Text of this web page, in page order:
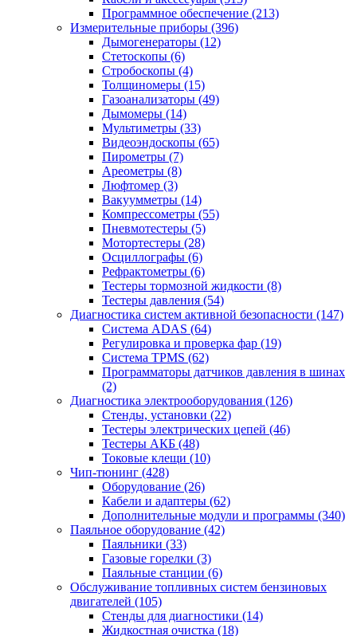
Программное обеспечение (213)
Измерительные приборы (396)
Дымогенераторы (12)
Стетоскопы (6)
Стробоскопы (4)
Толщиномеры (15)
Газоанализаторы (49)
Дымомеры (14)
Мультиметры (33)
Видеоэндоскопы (65)
Пирометры (7)
Ареометры (8)
Люфтомер (3)
Вакуумметры (14)
Компрессометры (55)
Пневмотестеры (5)
Мотортестеры (28)
Осциллографы (6)
Рефрактометры (6)
Тестеры тормозной жидкости (8)
Тестеры давления (54)
Диагностика систем активной безопасности (147)
Система ADAS (64)
Регулировка и проверка фар (19)
Система TPMS (62)
Программаторы датчиков давления в шинах
(2)
Диагностика электрооборудования (126)
Стенды, установки (22)
Тестеры электрических цепей (46)
Тестеры АКБ (48)
Токовые клещи (10)
Чип-тюнинг (428)
Оборудование (26)
Кабели и адаптеры (62)
Дополнительные модули и программы (340)
Паяльное оборудование (42)
Паяльники (33)
Газовые горелки (3)
Паяльные станции (6)
Обслуживание топливных систем бензиновых
двигателей (105)
Стенды для диагностики (14)
Жидкостная очистка (18)